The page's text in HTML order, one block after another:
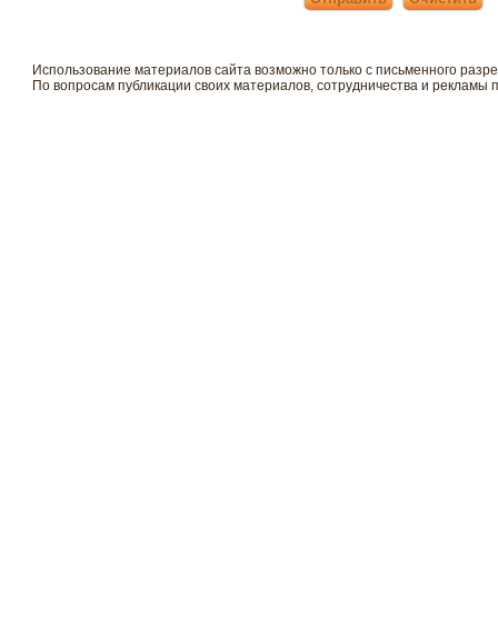
Использование материалов сайта возможно только с письменного
По вопросам публикации своих материалов, сотрудничества и